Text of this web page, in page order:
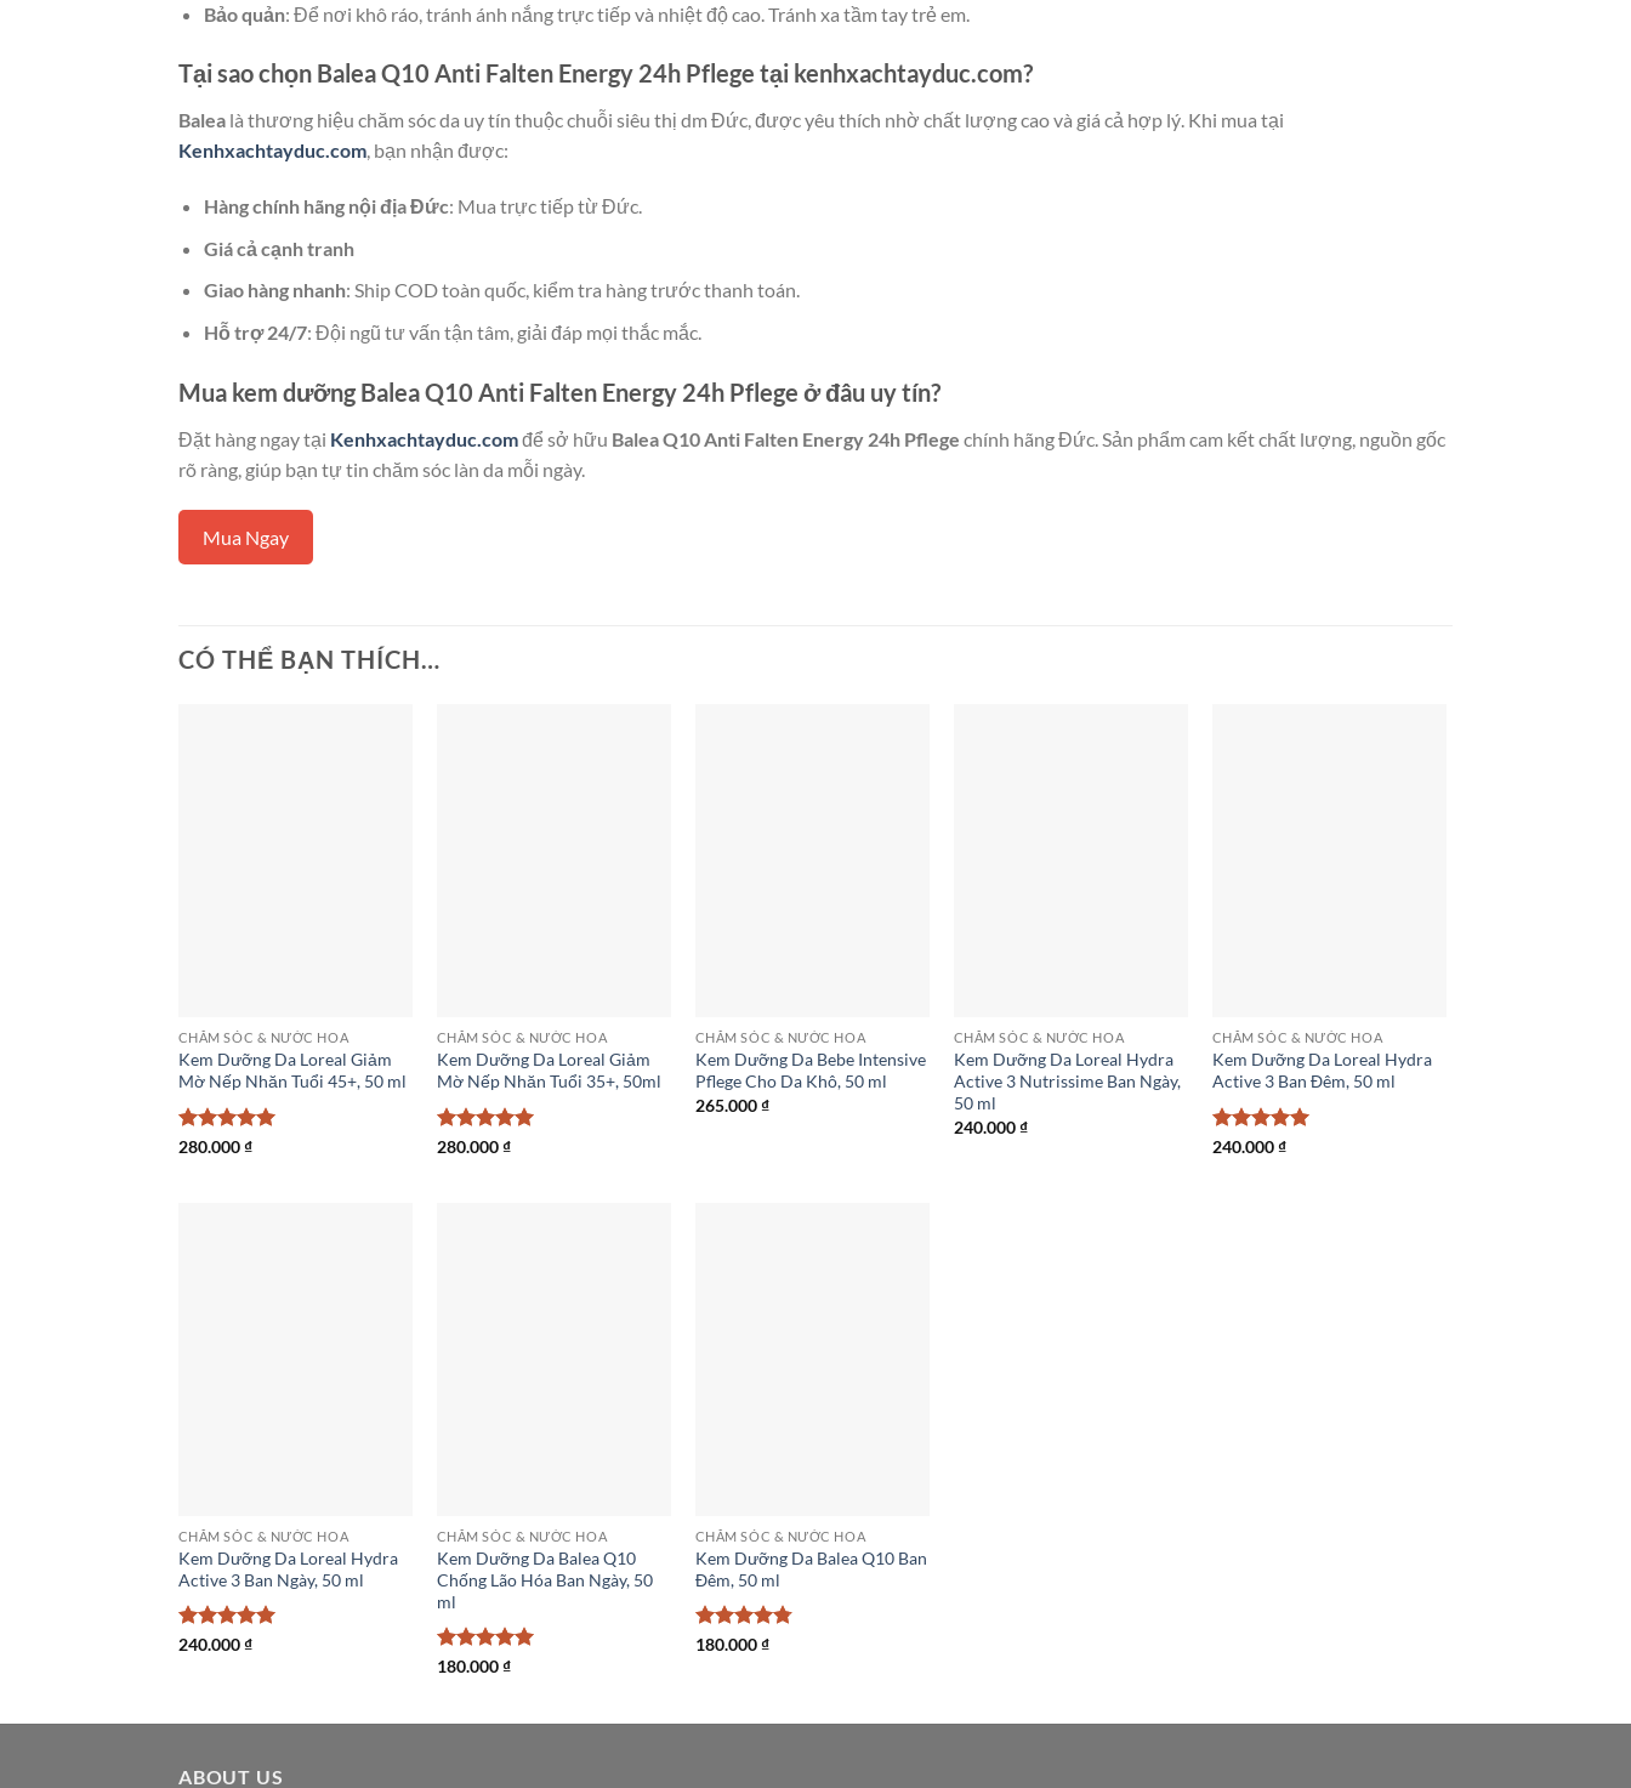
Bảo quản: Để nơi khô ráo, tránh ánh nắng trực tiếp và nhiệt độ cao. Tránh xa tầm tay trẻ em.
Tại sao chọn Balea Q10 Anti Falten Energy 24h Pflege tại kenhxachtayduc.com?
Balea là thương hiệu chăm sóc da uy tín thuộc chuỗi siêu thị dm Đức, được yêu thích nhờ chất lượng cao và giá cả hợp lý. Khi mua tại
Kenhxachtayduc.com, bạn nhận được:
Hàng chính hãng nội địa Đức: Mua trực tiếp từ Đức.
Giá cả cạnh tranh
Giao hàng nhanh: Ship COD toàn quốc, kiểm tra hàng trước thanh toán.
Hỗ trợ 24/7: Đội ngũ tư vấn tận tâm, giải đáp mọi thắc mắc.
Mua kem dưỡng Balea Q10 Anti Falten Energy 24h Pflege ở đâu uy tín?
Đặt hàng ngay tại Kenhxachtayduc.comđể sở hữu Balea Q10 Anti Falten Energy 24h Pflege chính hãng Đức. Sản phẩm cam kết chất lượng, nguồn gốc
rõ ràng, giúp bạn tự tin chăm sóc làn da mỗi ngày.
Mua Ngay
CÓ THỂ BẠN THÍCH…
CHĂM SÓC & NƯỚC HOA
Kem Dưỡng Da Loreal Giảm
Mờ Nếp Nhăn Tuổi 45+, 50 ml
Được xếp
280.000₫
CHĂM SÓC & NƯỚC HOA
Kem Dưỡng Da Loreal Giảm
Mờ Nếp Nhăn Tuổi 35+, 50ml
Được xếp
280.000₫
CHĂM SÓC & NƯỚC HOA
Kem Dưỡng Da Bebe Intensive
Pflege Cho Da Khô, 50 ml
265.000₫
CHĂM SÓC & NƯỚC HOA
Kem Dưỡng Da Loreal Hydra
Active 3 Nutrissime Ban Ngày,
50 ml
240.000₫
CHĂM SÓC & NƯỚC HOA
Kem Dưỡng Da Loreal Hydra
Active 3 Ban Đêm, 50 ml
Được xếp
240.000₫
CHĂM SÓC & NƯỚC HOA
Kem Dưỡng Da Loreal Hydra
Active 3 Ban Ngày, 50 ml
Được xếp
240.000₫
CHĂM SÓC & NƯỚC HOA
Kem Dưỡng Da Balea Q10
Chống Lão Hóa Ban Ngày, 50
ml
Được xếp
180.000₫
CHĂM SÓC & NƯỚC HOA
Kem Dưỡng Da Balea Q10 Ban
Đêm, 50 ml
Được xếp
180.000₫
ABOUT US